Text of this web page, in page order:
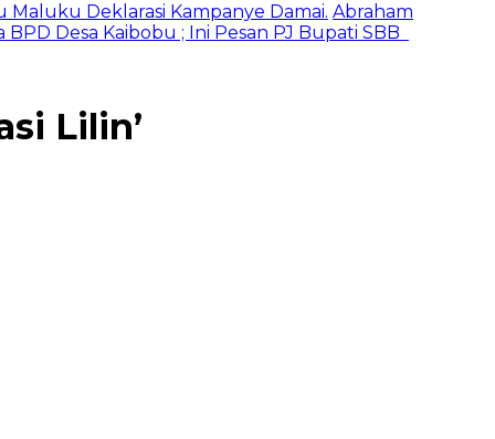
Maluku Deklarasi Kampanye Damai. Abraham
Desa Kaibobu ; Ini Pesan PJ Bupati SBB
Lilin’